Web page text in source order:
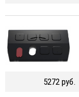
5272 руб.